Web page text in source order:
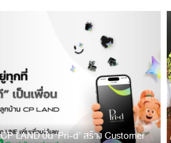
CP LAND ปั้น ‘Pri-d’ สร้าง Customer